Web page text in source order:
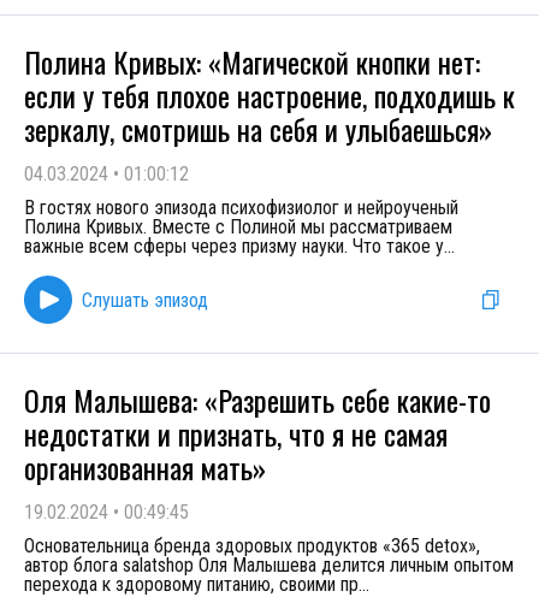
Полина Кривых: «Магической кнопки нет:
если у тебя плохое настроение, подходишь к
зеркалу, смотришь на себя и улыбаешься»
04.03.2024 • 01:00:12
В гостях нового эпизода психофизиолог и нейроученый
Полина Кривых. Вместе с Полиной мы рассматриваем
важные всем сферы через призму науки. Что такое у...
Слушать эпизод
Оля Малышева: «Разрешить себе какие-то
недостатки и признать, что я не самая
организованная мать»
19.02.2024 • 00:49:45
Основательница бренда здоровых продуктов «365 detox»,
автор блога salatshop Оля Малышева делится личным опытом
перехода к здоровому питанию, своими пр...